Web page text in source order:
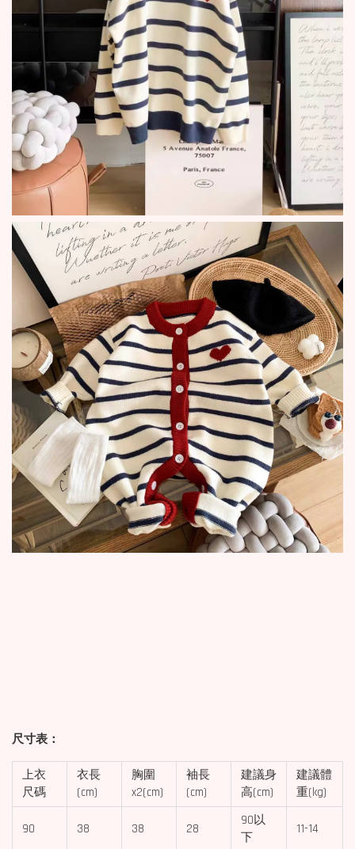
尺寸表：
上衣
尺碼
衣長
(cm)
胸圍
x2(cm)
袖長
(cm)
建議身
高(cm)
建議體
重(kg)
90 38 38 28
90以
下
11-14